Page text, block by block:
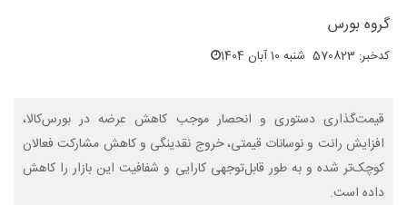
گروه بورس
کدخبر: 570823 شنبه 10 آبان 1404
قیمت‌گذاری دستوری و انحصار موجب کاهش عرضه در بورس‌کالا،
افزایش رانت و نوسانات قیمتی، خروج نقدینگی و کاهش مشارکت فعالان
کوچک‌تر شده و به طور قابل‌توجهی کارایی و شفافیت این بازار را کاهش
داده است.